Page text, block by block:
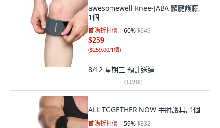
awesomewell Knee-JABA 髕腱護膝,
1個
首購折扣價 60%$649
$259
($259.00/1個)
8/12 星期三 預計送達
(11916)
ALL TOGETHER NOW 手肘護具, 1個
首購折扣價 59%$332